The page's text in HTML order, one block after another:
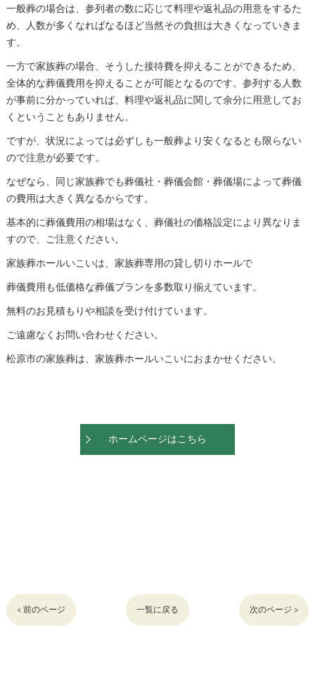
一般葬の場合は、参列者の数に応じて料理や返礼品の用意をするた
め、人数が多くなればなるほど当然その負担は大きくなっていきま
す。
一方で家族葬の場合、そうした接待費を抑えることができるため、
全体的な葬儀費用を抑えることが可能となるのです。参列する人数
が事前に分かっていれば、料理や返礼品に関して余分に用意してお
くということもありません。
ですが、状況によっては必ずしも一般葬より安くなるとも限らない
ので注意が必要です。
なぜなら、同じ家族葬でも葬儀社・葬儀会館・葬儀場によって葬儀
の費用は大きく異なるからです。
基本的に葬儀費用の相場はなく、葬儀社の価格設定により異なりま
すので、ご注意ください。
家族葬ホールいこいは、家族葬専用の貸し切りホールで
葬儀費用も低価格な葬儀プランを多数取り揃えています。
無料のお見積もりや相談を受け付けています。
ご遠慮なくお問い合わせください。
松原市の家族葬は、家族葬ホールいこいにおまかせください。
ホームページはこちら
< 前のページ 一覧に戻る 次のページ >